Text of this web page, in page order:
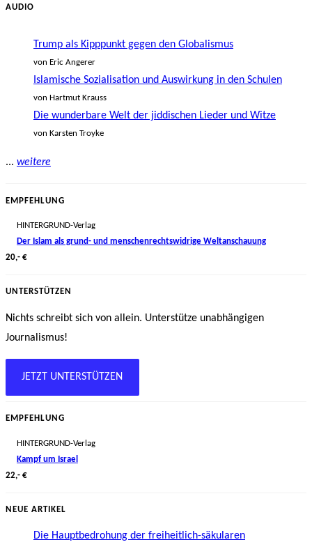
AUDIO
Trump als Kipppunkt gegen den Globalismus
von Eric Angerer
Islamische Sozialisation und Auswirkung in den Schulen
von Hartmut Krauss
Die wunderbare Welt der jiddischen Lieder und Witze
von Karsten Troyke
... weitere
EMPFEHLUNG
HINTERGRUND-Verlag
Der Islam als grund- und menschenrechtswidrige Weltanschauung
20,- €
UNTERSTÜTZEN
Nichts schreibt sich von allein. Unterstütze unabhängigen
Journalismus!
JETZT UNTERSTÜTZEN
EMPFEHLUNG
HINTERGRUND-Verlag
Kampf um Israel
22,- €
NEUE ARTIKEL
Die Hauptbedrohung der freiheitlich-säkularen